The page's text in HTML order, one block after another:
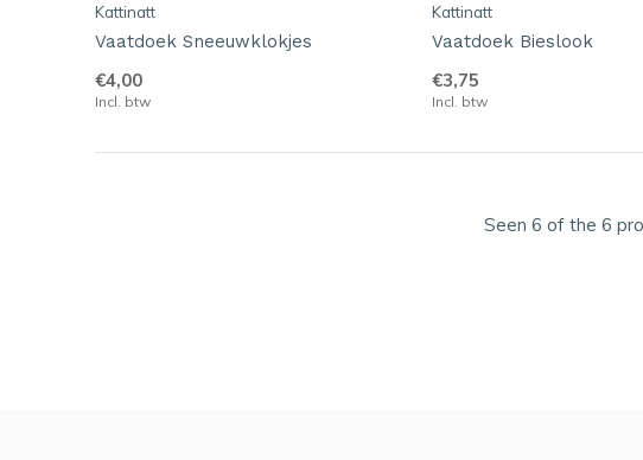
Kattinatt
Vaatdoek Sneeuwklokjes
€4,00
Incl. btw
Kattinatt
Vaatdoek Bieslook
€3,75
Incl. btw
Seen 6 of the 6